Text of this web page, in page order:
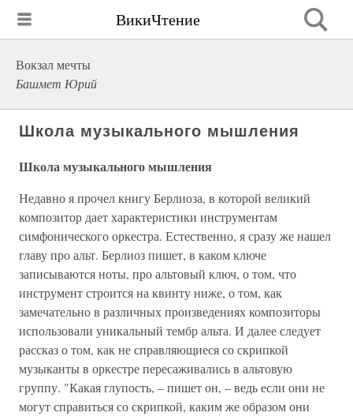
ВикиЧтение
Вокзал мечты
Башмет Юрий
Школа музыкального мышления
Школа музыкального мышления
Недавно я прочел книгу Берлиоза, в которой великий
композитор дает характеристики инструментам
симфонического оркестра. Естественно, я сразу же нашел
главу про альт. Берлиоз пишет, в каком ключе
записываются ноты, про альтовый ключ, о том, что
инструмент строится на квинту ниже, о том, как
замечательно в различных произведениях композиторы
использовали уникальный тембр альта. И далее следует
рассказ о том, как не справляющиеся со скрипкой
музыканты в оркестре пересаживались в альтовую
группу. "Какая глупость, – пишет он, – ведь если они не
могут справиться со скрипкой, каким же образом они